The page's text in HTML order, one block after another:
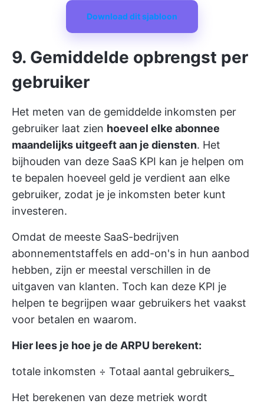
Download dit sjabloon
9. Gemiddelde opbrengst per
gebruiker
Het meten van de gemiddelde inkomsten per
gebruiker laat zien hoeveel elke abonnee
maandelijks uitgeeft aan je diensten. Het
bijhouden van deze SaaS KPI kan je helpen om
te bepalen hoeveel geld je verdient aan elke
gebruiker, zodat je je inkomsten beter kunt
investeren.
Omdat de meeste SaaS-bedrijven
abonnementstaffels en add-on's in hun aanbod
hebben, zijn er meestal verschillen in de
uitgaven van klanten. Toch kan deze KPI je
helpen te begrijpen waar gebruikers het vaakst
voor betalen en waarom.
Hier lees je hoe je de ARPU berekent:
totale inkomsten ÷ Totaal aantal gebruikers_
Het berekenen van deze metriek wordt